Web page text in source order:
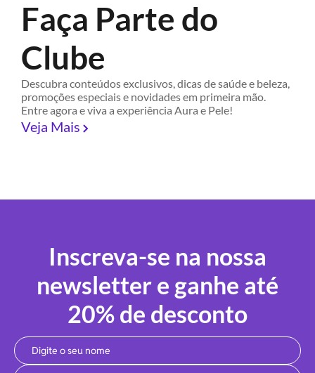
Faça Parte do
Clube
Descubra conteúdos exclusivos, dicas de saúde e beleza,
promoções especiais e novidades em primeira mão.
Entre agora e viva a experiência Aura e Pele!
Veja Mais
Inscreva-se na nossa
newsletter e ganhe até
20% de desconto